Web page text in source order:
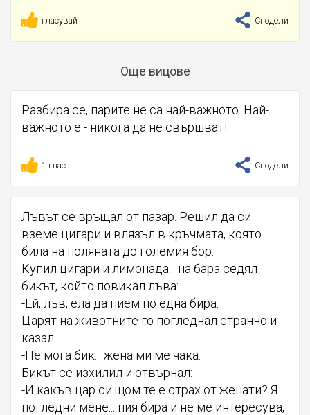
гласувай Сподели
Още вицове
Разбира се, парите не са най-важното. Най-
важното е - никога да не свършват!
1 глас Сподели
Лъвът се връщал от пазар. Решил да си
вземе цигари и влязъл в кръчмата, която
била на поляната до големия бор.
Купил цигари и лимонада... на бара седял
бикът, който повикал лъва:
-Ей, лъв, ела да пием по една бира.
Царят на животните го погледнал странно и
казал:
-Не мога бик... жена ми ме чака.
Бикът се изхилил и отвърнал:
-И какъв цар си щом те е страх от женати? Я
погледни мене... пия бира и не ме интересува,